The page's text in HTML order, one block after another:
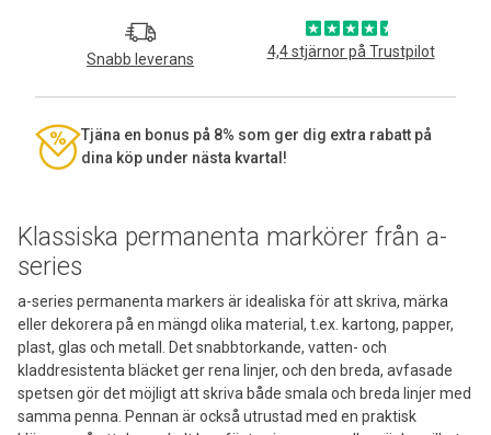
Klassiska permanenta markörer från a-
series
a-series permanenta markers är idealiska för att skriva, märka
eller dekorera på en mängd olika material, t.ex. kartong, papper,
plast, glas och metall. Det snabbtorkande, vatten- och
kladdresistenta bläcket ger rena linjer, och den breda, avfasade
spetsen gör det möjligt att skriva både smala och breda linjer med
samma penna. Pennan är också utrustad med en praktisk
Snabb leverans 4,4 stjärnor på Trustpilot
Tjäna en bonus på 8% som ger dig extra rabatt på
dina köp under nästa kvartal!